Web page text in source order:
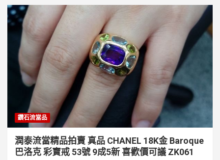
鑽石流當品
潤泰流當精品拍賣 真品 CHANEL 18K金 Baroque
巴洛克 彩寶戒 53號 9成5新 喜歡價可議 ZK061